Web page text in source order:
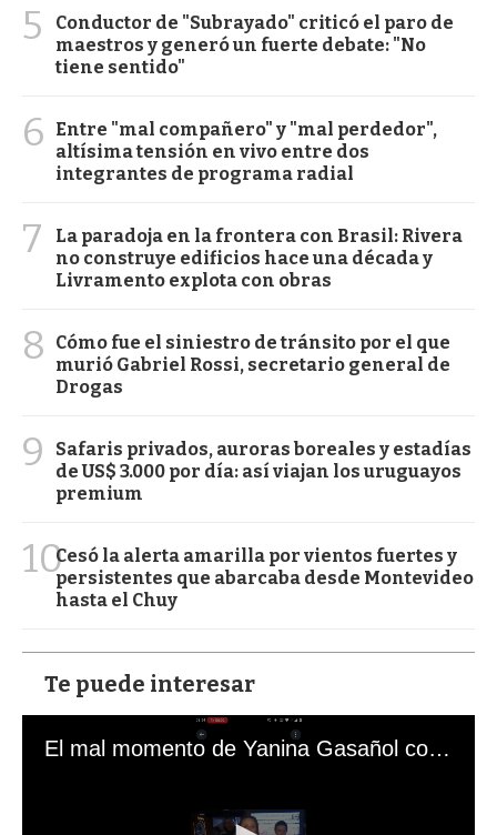
5
Conductor de "Subrayado" criticó el paro de
maestros y generó un fuerte debate: "No
tiene sentido"
6
Entre "mal compañero" y "mal perdedor",
altísima tensión en vivo entre dos
integrantes de programa radial
7
La paradoja en la frontera con Brasil: Rivera
no construye edificios hace una década y
Livramento explota con obras
8
Cómo fue el siniestro de tránsito por el que
murió Gabriel Rossi, secretario general de
Drogas
9
Safaris privados, auroras boreales y estadías
de US$ 3.000 por día: así viajan los uruguayos
premium
10Cesó la alerta amarilla por vientos fuertes y
persistentes que abarcaba desde Montevideo
hasta el Chuy
Te puede interesar
El mal momento de Yanina Gasañol con un hincha argentino en "Subrayado"